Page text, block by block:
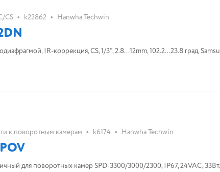
CS • k22862 • Hanwha Techwin
IR-коррекция, CS, 1/3", 2.8...12mm, 102.2...23.8 град,
к поворотным камерам • k6174 • Hanwha Techwin
для поворотных камер SPD-3300/3000/2300, IP67, 24VAC,